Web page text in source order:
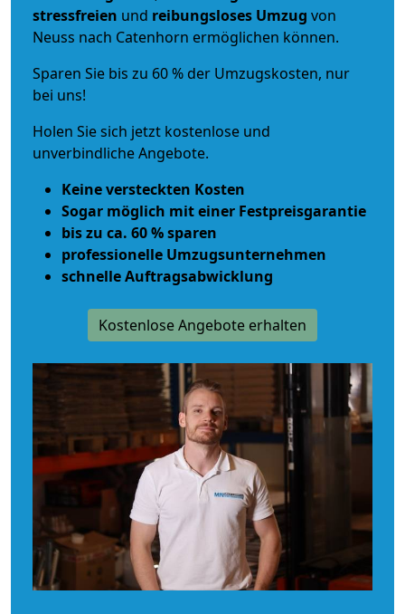
stressfreien und reibungsloses Umzug von
Neuss nach Catenhorn ermöglichen können.
Sparen Sie bis zu 60 % der Umzugskosten, nur
bei uns!
Holen Sie sich jetzt kostenlose und
unverbindliche Angebote.
Keine versteckten Kosten
Sogar möglich mit einer Festpreisgarantie
bis zu ca. 60 % sparen
professionelle Umzugsunternehmen
schnelle Auftragsabwicklung
Kostenlose Angebote erhalten